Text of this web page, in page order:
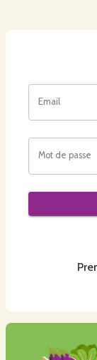
Email
Mot de passe